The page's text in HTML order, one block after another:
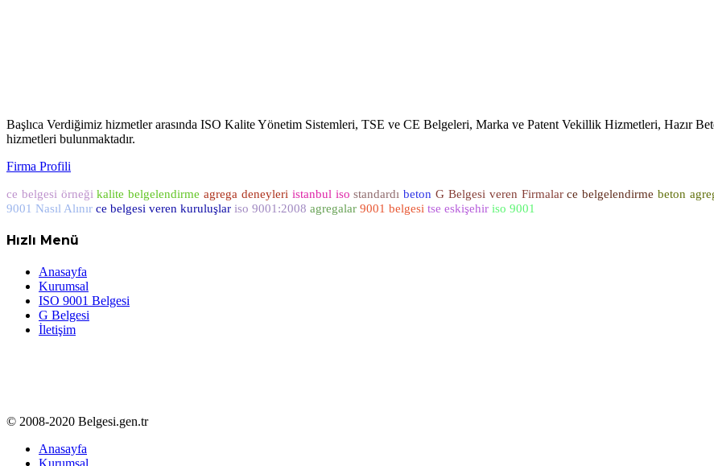
Başlıca Verdiğimiz hizmetler arasında ISO Kalite Yönetim Sistemleri, TSE ve CE Belgeleri, Marka ve Patent Vekillik Hizmetleri, Hazır
hizmetleri bulunmaktadır.
Firma Profili
ce belgesi örneği kalite belgelendirme agrega deneyleri istanbul iso standardı beton G Belgesi veren Firmalar ce belgelendirme beton
9001 Nasıl Alınır ce belgesi veren kuruluşlar iso 9001:2008 agregalar 9001 belgesi tse eskişehir iso 9001
Hızlı Menü
Anasayfa
Kurumsal
ISO 9001 Belgesi
G Belgesi
İletişim
© 2008-2020 Belgesi.gen.tr
Anasayfa